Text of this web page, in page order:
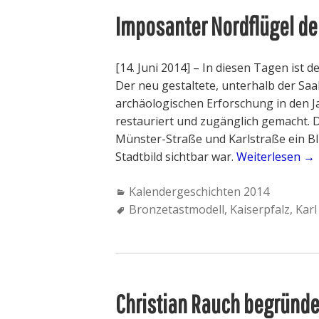
n
e
n
z
i
g
a
r
i
g
i
e
Imposanter Nordflügel
[14. Juni 2014] – In diesen Tagen ist
Der neu gestaltete, unterhalb der
archäologischen Erforschung in den
restauriert und zugänglich gemacht.
Münster-Straße und Karlstraße ein
Stadtbild sichtbar war. Weiterlesen „
p
t
→
C
a
r
Kalendergeschichten 2014
T
Bronzetastmodell, Kaiserpfalz,
Christian Rauch